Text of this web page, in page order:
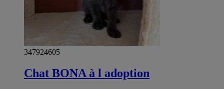
347924605
Chat BONA à l adoption